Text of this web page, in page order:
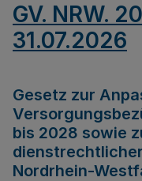
GV. NRW.
31.07.2026
Gesetz zur
bis 2028 sowie
Nordrhein-